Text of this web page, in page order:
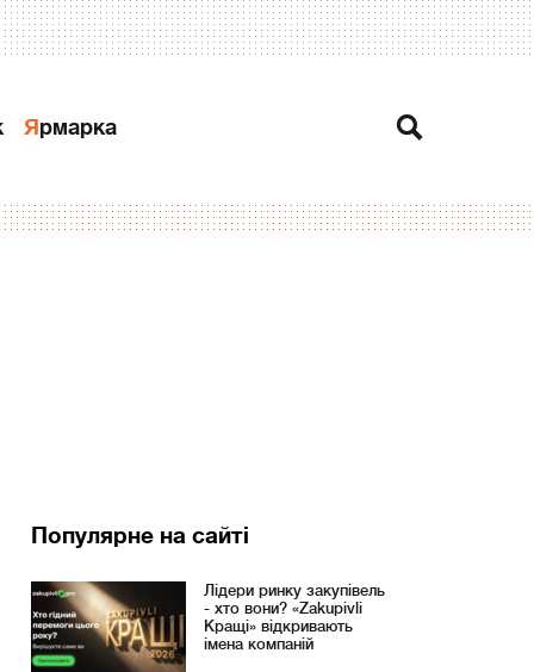
Ярмарка
Популярне на сайті
Лідери ринку закупівель
- хто вони? «Zakupivli
Кращі» відкривають
імена компаній